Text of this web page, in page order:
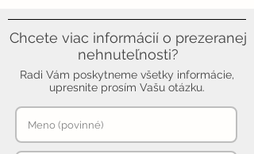
Chcete viac informácií o prezeranej
nehnuteľnosti?
Radi Vám poskytneme všetky informácie,
upresnite prosím Vašu otázku.